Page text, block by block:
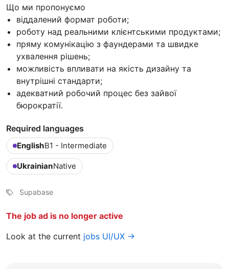
Що ми пропонуємо
віддалений формат роботи;
роботу над реальними клієнтськими продуктами;
пряму комунікацію з фаундерами та швидке
ухвалення рішень;
можливість впливати на якість дизайну та
внутрішні стандарти;
адекватний робочий процес без зайвої
бюрократії.
Required languages
EnglishB1 - Intermediate
UkrainianNative
Supabase
The job ad is no longer active
Look at the current jobs UI/UX →